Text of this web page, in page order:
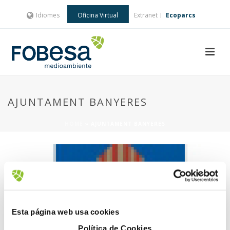
Esta página web usa cookies
Política de Cookies
Idiomes Oficina Virtual Extranet Ecoparcs
AJUNTAMENT BANYERES
22 Febrer, 2018